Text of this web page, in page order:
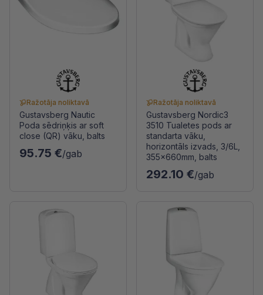
Ražotāja noliktavā
Gustavsberg Nautic
Poda sēdriņķis ar soft
close (QR) vāku, balts
95.75 €/gab
Ražotāja noliktavā
Gustavsberg Nordic3
3510 Tualetes pods ar
standarta vāku,
horizontāls izvads, 3/6L,
355x660mm, balts
292.10 €/gab